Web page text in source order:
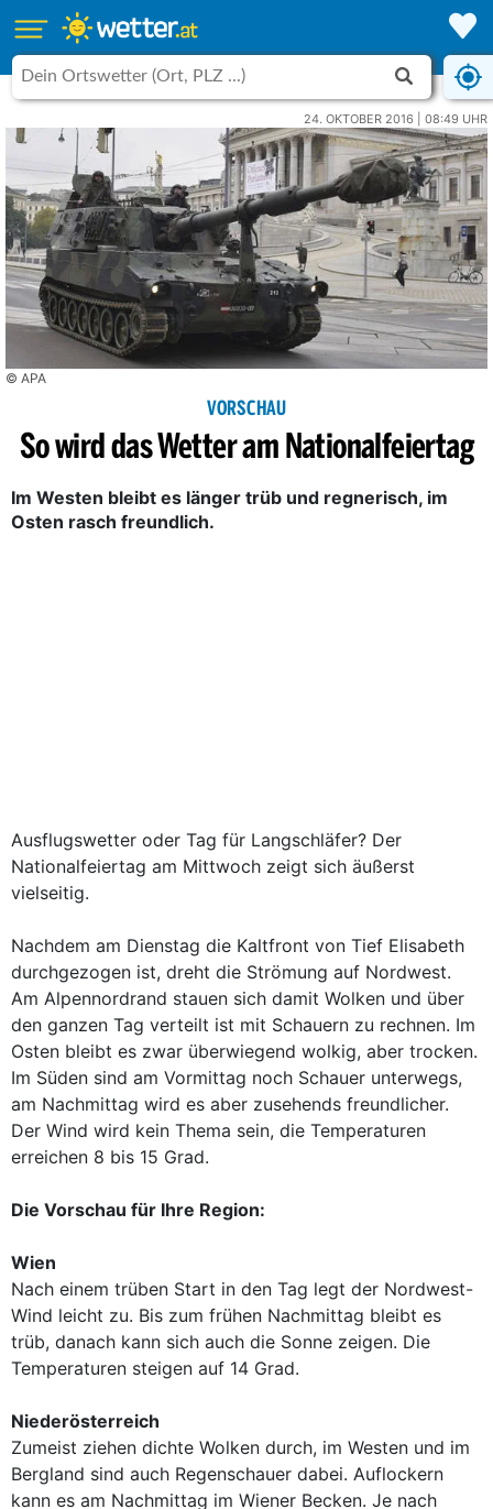
24. OKTOBER 2016 | 08:49 UHR
© APA
VORSCHAU
So wird das Wetter am Nationalfeiertag
Im Westen bleibt es länger trüb und regnerisch, im
Osten rasch freundlich.
Ausflugswetter oder Tag für Langschläfer? Der
Nationalfeiertag am Mittwoch zeigt sich äußerst
vielseitig.
Nachdem am Dienstag die Kaltfront von Tief Elisabeth
durchgezogen ist, dreht die Strömung auf Nordwest.
Am Alpennordrand stauen sich damit Wolken und über
den ganzen Tag verteilt ist mit Schauern zu rechnen. Im
Osten bleibt es zwar überwiegend wolkig, aber trocken.
Im Süden sind am Vormittag noch Schauer unterwegs,
am Nachmittag wird es aber zusehends freundlicher.
Der Wind wird kein Thema sein, die Temperaturen
erreichen 8 bis 15 Grad.
Die Vorschau für Ihre Region:
Wien
Nach einem trüben Start in den Tag legt der Nordwest-
Wind leicht zu. Bis zum frühen Nachmittag bleibt es
trüb, danach kann sich auch die Sonne zeigen. Die
Temperaturen steigen auf 14 Grad.
Niederösterreich
Zumeist ziehen dichte Wolken durch, im Westen und im
Bergland sind auch Regenschauer dabei. Auflockern
kann es am Nachmittag im Wiener Becken. Je nach